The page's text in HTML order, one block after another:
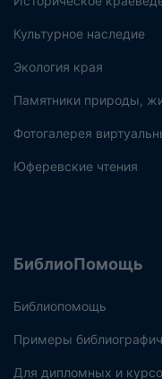
Культурное наследие
Экология края
Памятники природы,
Фотогалерея
Юферевские чтения
БиблиоПомощь
Библиопомощь
Примеры
Для дипломных и